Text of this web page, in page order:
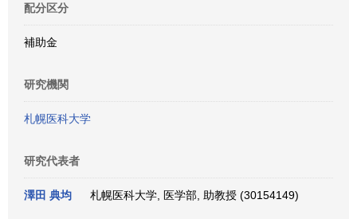
配分区分
補助金
研究機関
札幌医科大学
研究代表者
澤田 典均 札幌医科大学, 医学部, 助教授 (30154149)